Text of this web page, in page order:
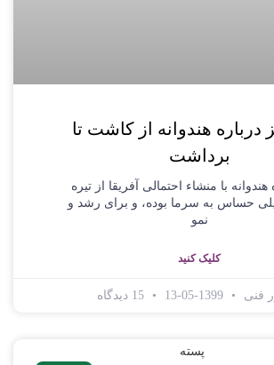
درباره هندوانه از کاشت تا
برداشت
با منشاء احتمالی آفریقا از تیره
حساس به سرما بوده، و برای رشد و
نمو
کلیک کنید
فنی